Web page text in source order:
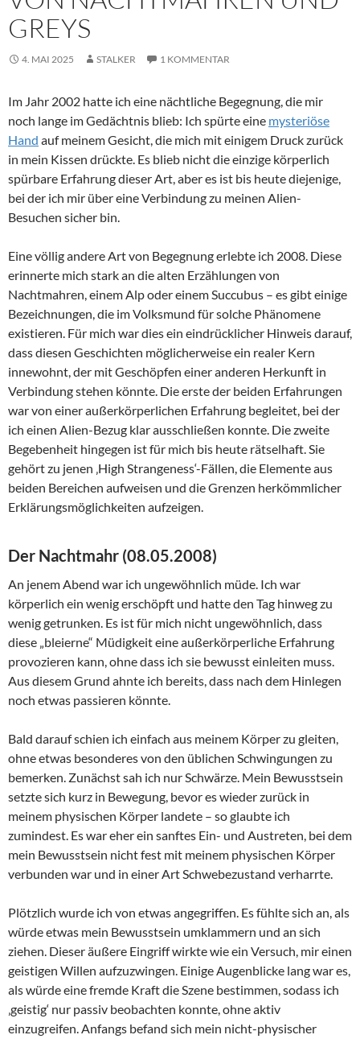
GREYS
4. MAI 2025 STALKER 1 KOMMENTAR
Im Jahr 2002 hatte ich eine nächtliche Begegnung, die mir
noch lange im Gedächtnis blieb: Ich spürte eine mysteriöse
Hand auf meinem Gesicht, die mich mit einigem Druck zurück
in mein Kissen drückte. Es blieb nicht die einzige körperlich
spürbare Erfahrung dieser Art, aber es ist bis heute diejenige,
bei der ich mir über eine Verbindung zu meinen Alien-
Besuchen sicher bin.
Eine völlig andere Art von Begegnung erlebte ich 2008. Diese
erinnerte mich stark an die alten Erzählungen von
Nachtmahren, einem Alp oder einem Succubus – es gibt einige
Bezeichnungen, die im Volksmund für solche Phänomene
existieren. Für mich war dies ein eindrücklicher Hinweis darauf,
dass diesen Geschichten möglicherweise ein realer Kern
innewohnt, der mit Geschöpfen einer anderen Herkunft in
Verbindung stehen könnte. Die erste der beiden Erfahrungen
war von einer außerkörperlichen Erfahrung begleitet, bei der
ich einen Alien-Bezug klar ausschließen konnte. Die zweite
Begebenheit hingegen ist für mich bis heute rätselhaft. Sie
gehört zu jenen ‚High Strangeness‘-Fällen, die Elemente aus
beiden Bereichen aufweisen und die Grenzen herkömmlicher
Erklärungsmöglichkeiten aufzeigen.
Der Nachtmahr (08.05.2008)
An jenem Abend war ich ungewöhnlich müde. Ich war
körperlich ein wenig erschöpft und hatte den Tag hinweg zu
wenig getrunken. Es ist für mich nicht ungewöhnlich, dass
diese „bleierne“ Müdigkeit eine außerkörperliche Erfahrung
provozieren kann, ohne dass ich sie bewusst einleiten muss.
Aus diesem Grund ahnte ich bereits, dass nach dem Hinlegen
noch etwas passieren könnte.
Bald darauf schien ich einfach aus meinem Körper zu gleiten,
ohne etwas besonderes von den üblichen Schwingungen zu
bemerken. Zunächst sah ich nur Schwärze. Mein Bewusstsein
setzte sich kurz in Bewegung, bevor es wieder zurück in
meinem physischen Körper landete – so glaubte ich
zumindest. Es war eher ein sanftes Ein- und Austreten, bei dem
mein Bewusstsein nicht fest mit meinem physischen Körper
verbunden war und in einer Art Schwebezustand verharrte.
Plötzlich wurde ich von etwas angegriffen. Es fühlte sich an, als
würde etwas mein Bewusstsein umklammern und an sich
ziehen. Dieser äußere Eingriff wirkte wie ein Versuch, mir einen
geistigen Willen aufzuzwingen. Einige Augenblicke lang war es,
als würde eine fremde Kraft die Szene bestimmen, sodass ich
‚geistig‘ nur passiv beobachten konnte, ohne aktiv
einzugreifen. Anfangs befand sich mein nicht-physischer